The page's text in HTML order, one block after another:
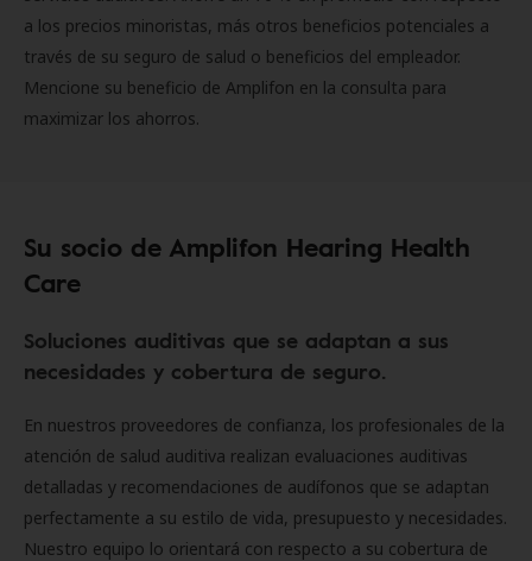
a los precios minoristas, más otros beneficios potenciales a
través de su seguro de salud o beneficios del empleador.
Mencione su beneficio de Amplifon en la consulta para
maximizar los ahorros.
Su socio de Amplifon Hearing Health
Care
Soluciones auditivas que se adaptan a sus
necesidades y cobertura de seguro.
En nuestros proveedores de confianza, los profesionales de la
atención de salud auditiva realizan evaluaciones auditivas
detalladas y recomendaciones de audífonos que se adaptan
perfectamente a su estilo de vida, presupuesto y necesidades.
Nuestro equipo lo orientará con respecto a su cobertura de